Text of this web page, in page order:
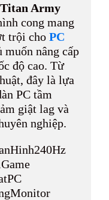
Army
cong mang
trội cho PC
muốn nâng cấp
độ cao. Từ
đây là lựa
PC tầm
giật lag và
nghiệp.